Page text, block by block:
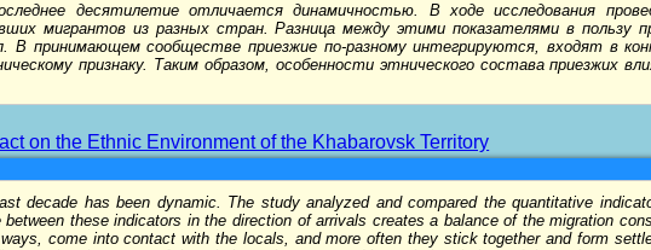
десятилетие отличается динамичностью. В ходе исследования
мигрантов из разных стран. Разница между этими показателями в пользу
В принимающем сообществе приезжие по-разному интегрируются, входят в
признаку. Таким образом, особенности этнического состава приезжих
on the Ethnic Environment of the Khabarovsk Territory
decade has been dynamic. The study analyzed and compared the quantitative
these indicators in the direction of arrivals creates a balance of the migration
come into contact with the locals, and more often they stick together and form